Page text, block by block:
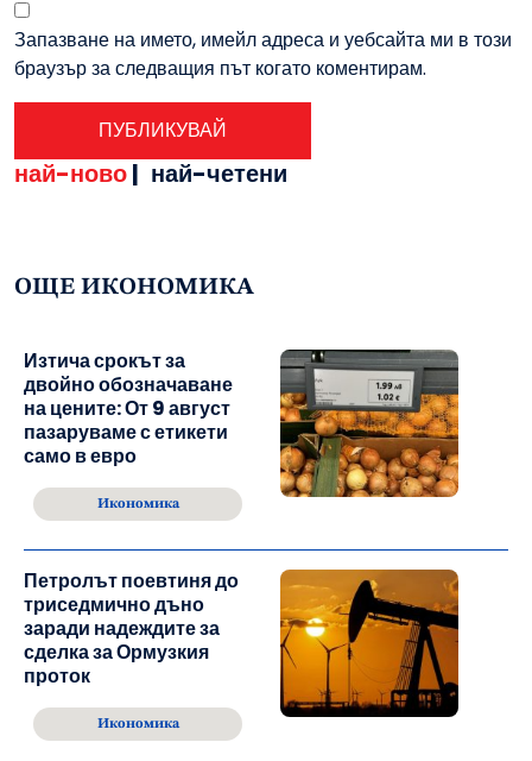
Запазване на името, имейл адреса и уебсайта ми в този
браузър за следващия път когато коментирам.
най-ново| най-четени
ОЩЕ ИКОНОМИКА
Изтича срокът за
двойно обозначаване
на цените: От 9 август
пазаруваме с етикети
само в евро
Икономика
Петролът поевтиня до
триседмично дъно
заради надеждите за
сделка за Ормузкия
проток
Икономика